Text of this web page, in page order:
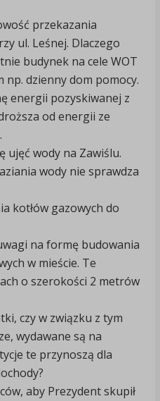
przekazania
ul. Leśnej. Dlaczego
budynek na cele WOT
dzienny dom pomocy.
energii pozyskiwanej z
od energii ze
ujęć wody na Zawiślu.
wody nie sprawdza
kotłów gazowych do
na formę budowania
w mieście. Te
o szerokości 2 metrów
czy w związku z tym
wydawane są na
te przynoszą dla
aby Prezydent skupił